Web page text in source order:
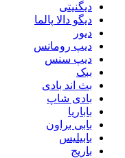
دیگنیتی
دیگو دالا پالما
دیور
دیپ رومانس
دیپ سنس
ببک
بث اند بادی
بادی شاپ
باباریا
بابی براون
بابیلیس
باریج